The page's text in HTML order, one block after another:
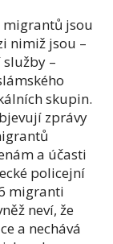
migrantů jsou
nimiž jsou –
–
skupin.
zprávy
a účasti
policejní
migranti
neví, že
a nechává